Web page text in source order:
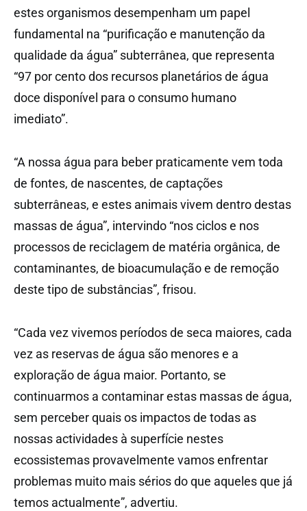
estes organismos desempenham um papel
fundamental na “purificação e manutenção da
qualidade da água” subterrânea, que representa
“97 por cento dos recursos planetários de água
doce disponível para o consumo humano
imediato”.
“A nossa água para beber praticamente vem toda
de fontes, de nascentes, de captações
subterrâneas, e estes animais vivem dentro destas
massas de água”, intervindo “nos ciclos e nos
processos de reciclagem de matéria orgânica, de
contaminantes, de bioacumulação e de remoção
deste tipo de substâncias”, frisou.
“Cada vez vivemos períodos de seca maiores, cada
vez as reservas de água são menores e a
exploração de água maior. Portanto, se
continuarmos a contaminar estas massas de água,
sem perceber quais os impactos de todas as
nossas actividades à superfície nestes
ecossistemas provavelmente vamos enfrentar
problemas muito mais sérios do que aqueles que já
temos actualmente”, advertiu.